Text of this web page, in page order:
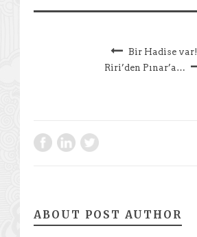
Bir Hadise var!
Riri’den Pınar’a…
ABOUT POST AUTHOR